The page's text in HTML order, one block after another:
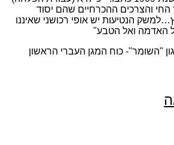
והצרכים ההכרחיים שהם יסוד
הנטיעות יש אופי רכושני שאיננו
האדמה ואל הטבע"
ארגון "השומר"- כוח המגן העברי הראשון